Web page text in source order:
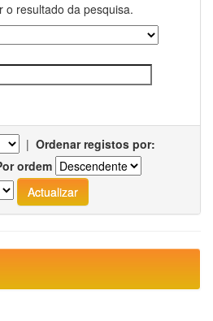
o resultado da pesquisa.
| Ordenar registos por:
ordem